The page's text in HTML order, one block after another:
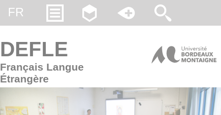
FR
DEFLE
Français Langue
Étrangère
Gestion des cookies